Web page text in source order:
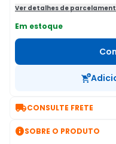
Ver detalhes de
Em estoque
CONSULTE FRETE
SOBRE O PRODUTO